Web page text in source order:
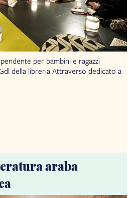
per bambini e ragazzi
della libreria Attraverso dedicato a
araba